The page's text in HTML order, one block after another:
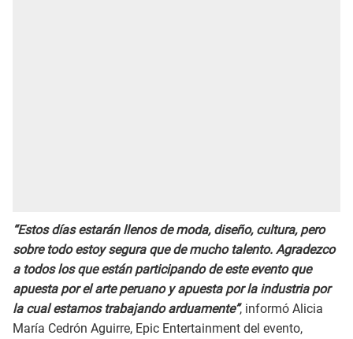
“Estos días estarán llenos de moda, diseño, cultura, pero
sobre todo estoy segura que de mucho talento. Agradezco
a todos los que están participando de este evento que
apuesta por el arte peruano y apuesta por la industria por
la cual estamos trabajando arduamente”, informó Alicia
María Cedrón Aguirre, Epic Entertainment del evento,